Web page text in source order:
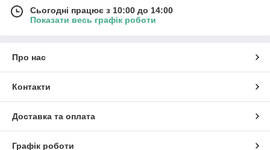
Сьогодні працює з 10:00 до 14:00
Показати весь графік роботи
Про нас
Контакти
Доставка та оплата
Графік роботи